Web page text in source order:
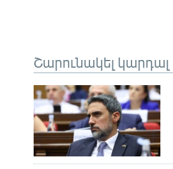
Շարունակել կարդալ